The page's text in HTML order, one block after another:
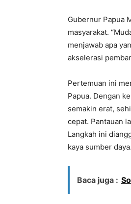
Gubernur Papua
masyarakat.
menjawab apa
akselerasi
Pertemuan ini
Papua. Dengan
semakin erat,
cepat. Pantauan
Langkah ini
kaya sumber daya.
Baca juga :